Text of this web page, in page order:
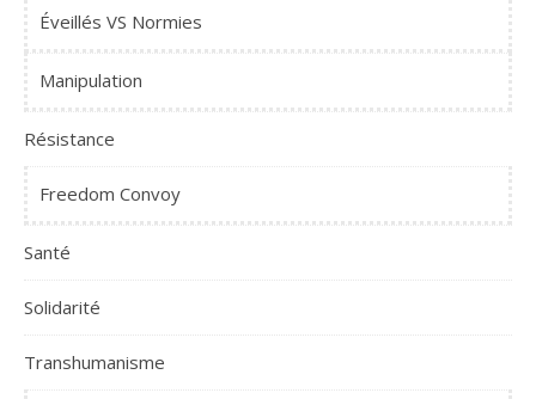
Éveillés VS Normies
Manipulation
Résistance
Freedom Convoy
Santé
Solidarité
Transhumanisme